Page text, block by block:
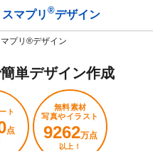
スマプリ ®デザイン
プリ®デザイン
簡単デザイン作成
ト
点
無料素材
写真やイラスト
9262万点
以上！